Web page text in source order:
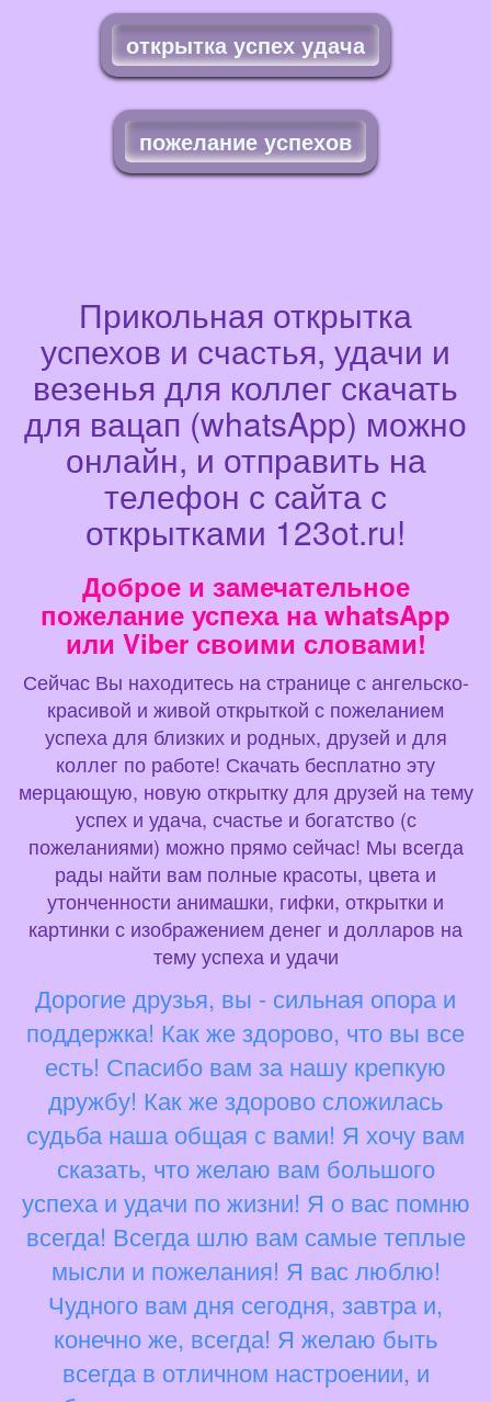
открытка успех удача
пожелание успехов
Прикольная открытка
успехов и счастья, удачи и
везенья для коллег скачать
для вацап (whatsApp) можно
онлайн, и отправить на
телефон с сайта с
открытками 123ot.ru!
Доброе и замечательное
пожелание успеха на whatsApp
или Viber своими словами!
Сейчас Вы находитесь на странице с ангельско-
красивой и живой открыткой с пожеланием
успеха для близких и родных, друзей и для
коллег по работе! Скачать бесплатно эту
мерцающую, новую открытку для друзей на тему
успех и удача, счастье и богатство (с
пожеланиями) можно прямо сейчас! Мы всегда
рады найти вам полные красоты, цвета и
утонченности анимашки, гифки, открытки и
картинки с изображением денег и долларов на
тему успеха и удачи
Дорогие друзья, вы - сильная опора и
поддержка! Как же здорово, что вы все
есть! Спасибо вам за нашу крепкую
дружбу! Как же здорово сложилась
судьба наша общая с вами! Я хочу вам
сказать, что желаю вам большого
успеха и удачи по жизни! Я о вас помню
всегда! Всегда шлю вам самые теплые
мысли и пожелания! Я вас люблю!
Чудного вам дня сегодня, завтра и,
конечно же, всегда! Я желаю быть
всегда в отличном настроении, и